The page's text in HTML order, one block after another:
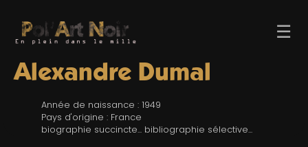
☰
Alexandre Dumal
Année de naissance : 1949
Pays d'origine : France
biographie succincte... bibliographie sélective...